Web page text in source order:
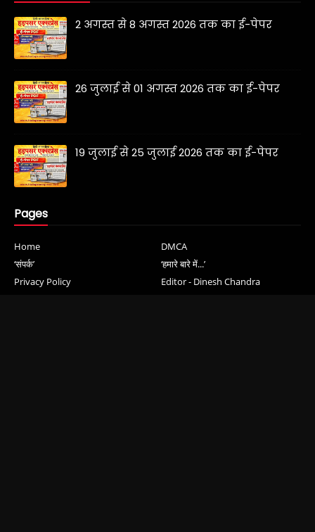
2 अगस्त से 8 अगस्त 2026 तक का ई-पेपर
26 जुलाई से 01 अगस्त 2026 तक का ई-पेपर
19 जुलाई से 25 जुलाई 2026 तक का ई-पेपर
Pages
Home
DMCA
‘संपर्क’
‘हमारे बारे में...’
Privacy Policy
Editor - Dinesh Chandra